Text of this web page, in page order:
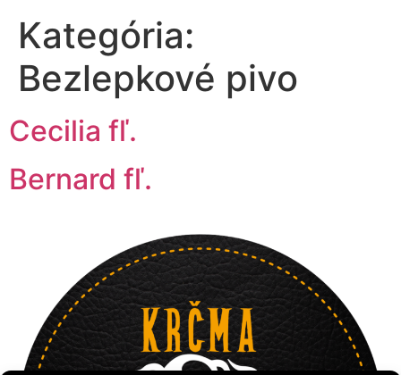
Kategória:
Bezlepkové pivo
Cecilia fľ.
Bernard fľ.